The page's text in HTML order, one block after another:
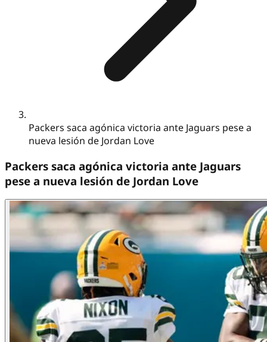
Packers saca agónica victoria ante Jaguars pese a
nueva lesión de Jordan Love
Packers saca agónica victoria ante Jaguars
pese a nueva lesión de Jordan Love